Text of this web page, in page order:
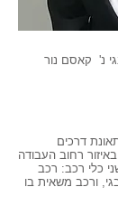
נ' קאסם נור
דרכים
באיזור רחוב העבודה
כלי רכב: רכב
ורכב משאית בו